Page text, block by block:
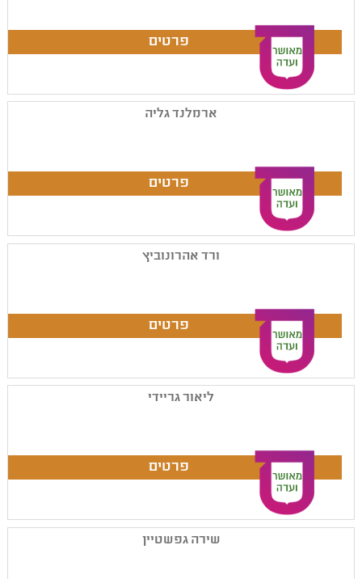
ארמלנד גליה
ורד אהרונוביץ
ליאור גריידי
שירה גפשטיין